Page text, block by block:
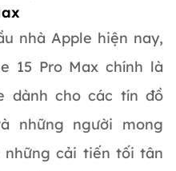
nhà Apple hiện nay,
15 Pro Max chính là
dành cho các tín đồ
những người mong
những cải tiến tối tân